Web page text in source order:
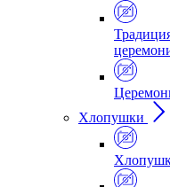
Хлопушки